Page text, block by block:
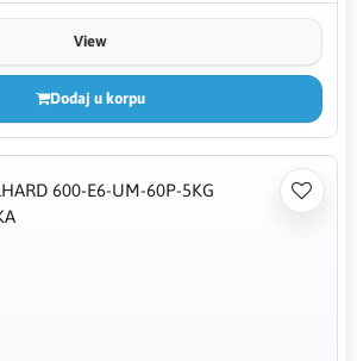
View
Dodaj u korpu